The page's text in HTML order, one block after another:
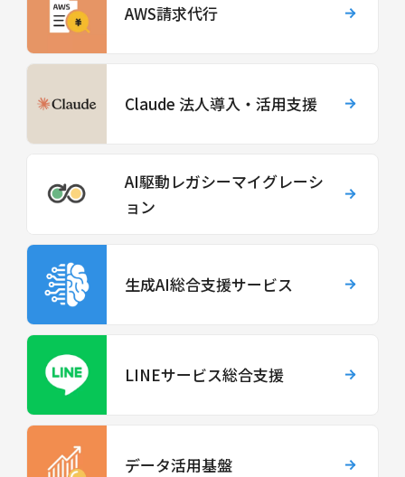
AWS請求代行
Claude 法人導入・活用支援
AI駆動レガシーマイグレーシ
ョン
生成AI総合支援サービス
LINEサービス総合支援
データ活用基盤